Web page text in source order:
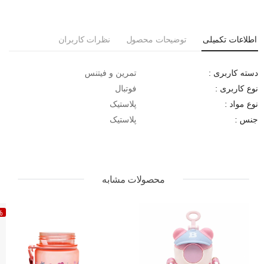
اطلاعات تکمیلی توضیحات محصول نظرات کاربران
دسته کاربری : تمرین و فیتنس
نوع کاربری : فوتبال
نوع مواد : پلاستیک
جنس : پلاستیک
محصولات مشابه